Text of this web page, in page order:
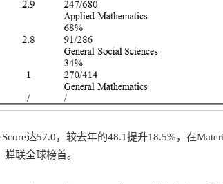
达57.0，较去年的48.1提升18.5%，在
联全球榜首。